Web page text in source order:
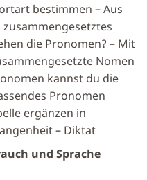
bestimmen – Aus
die Pronomen? – Mit
Nomen
kannst du die
Pronomen
ergänzen in
– Diktat
und Sprache